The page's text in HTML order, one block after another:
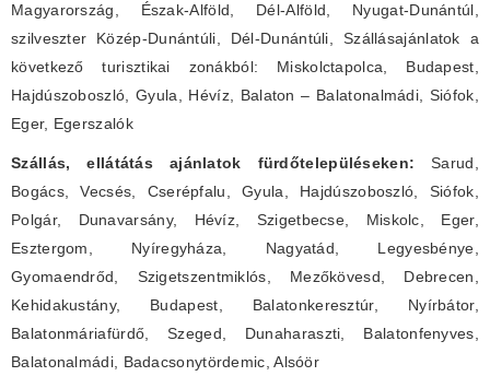
Magyarország, Észak-Alföld, Dél-Alföld, Nyugat-Dunántúl,
szilveszter Közép-Dunántúli, Dél-Dunántúli, Szállásajánlatok a
következő turisztikai zonákból: Miskolctapolca, Budapest,
Hajdúszoboszló, Gyula, Hévíz, Balaton – Balatonalmádi, Siófok,
Eger, Egerszalók
Szállás, ellátátás ajánlatok fürdőtelepüléseken:Sarud,
Bogács, Vecsés, Cserépfalu, Gyula, Hajdúszoboszló, Siófok,
Polgár, Dunavarsány, Hévíz, Szigetbecse, Miskolc, Eger,
Esztergom, Nyíregyháza, Nagyatád, Legyesbénye,
Gyomaendrőd, Szigetszentmiklós, Mezőkövesd, Debrecen,
Kehidakustány, Budapest, Balatonkeresztúr, Nyírbátor,
Balatonmáriafürdő, Szeged, Dunaharaszti, Balatonfenyves,
Balatonalmádi, Badacsonytördemic, Alsóör